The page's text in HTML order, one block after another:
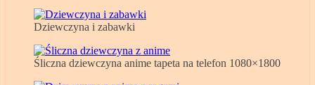
Dziewczyna i zabawki
Śliczna dziewczyna anime tapeta na telefon 1080×1800